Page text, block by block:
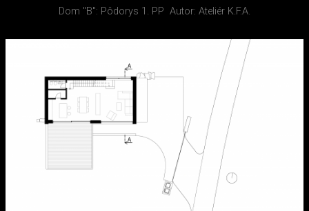
Dom "B": Pôdorys 1. PP Autor: Ateliér K.F.A.